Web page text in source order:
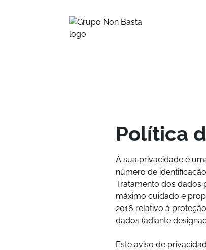
Política
A sua privacidade é
número de
Tratamento dos dados
máximo cuidado e
2016 relativo à
dados (adiante
Este aviso de